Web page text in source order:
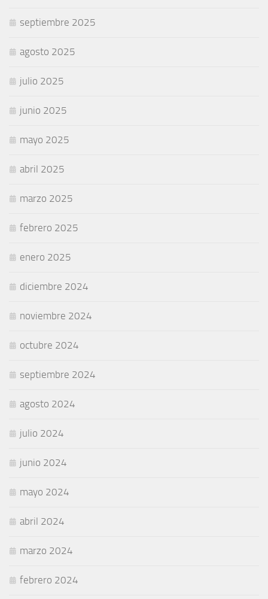
septiembre 2025
agosto 2025
julio 2025
junio 2025
mayo 2025
abril 2025
marzo 2025
febrero 2025
enero 2025
diciembre 2024
noviembre 2024
octubre 2024
septiembre 2024
agosto 2024
julio 2024
junio 2024
mayo 2024
abril 2024
marzo 2024
febrero 2024